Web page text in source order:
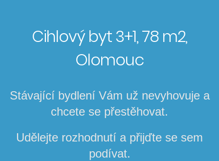
Cihlový byt 3+1, 78 m2,
Olomouc
Stávající bydlení Vám už nevyhovuje a
chcete se přestěhovat.
Udělejte rozhodnutí a přijďte se sem
podívat.